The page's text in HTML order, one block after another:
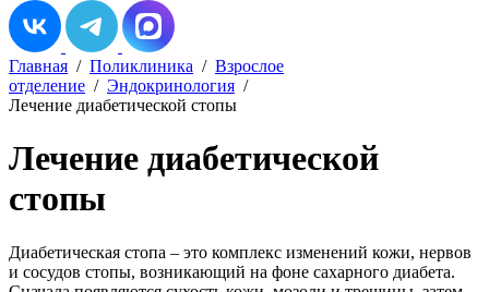
Главная / Поликлиника / Взрослое
отделение / Эндокринология /
Лечение диабетической стопы
Лечение диабетической
стопы
Диабетическая стопа – это комплекс изменений кожи, нервов
и сосудов стопы, возникающий на фоне сахарного диабета.